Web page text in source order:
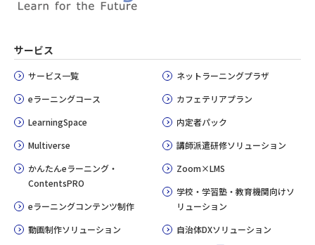
サービス
サービス一覧
eラーニングコース
LearningSpace
Multiverse
かんたんeラーニング・
ContentsPRO
eラーニングコンテンツ制作
動画制作ソリューション
ネットラーニングプラザ
カフェテリアプラン
内定者パック
講師派遣研修ソリューション
Zoom×LMS
学校・学習塾・教育機関向けソ
リューション
自治体DXソリューション